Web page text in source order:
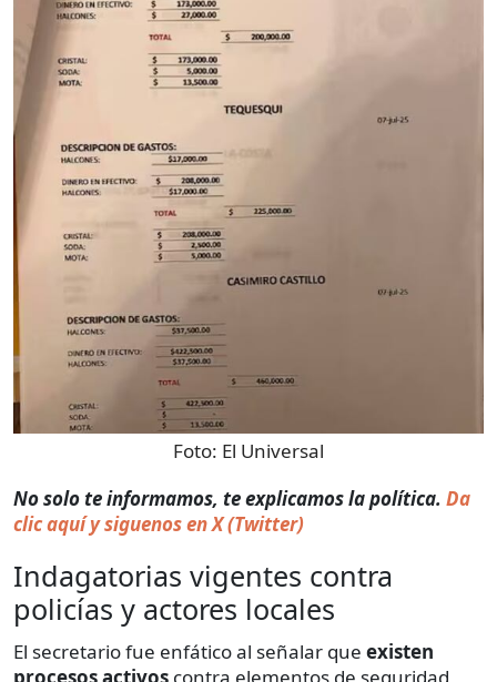
Foto: El Universal
No solo te informamos, te explicamos la política. Da
clic aquí y siguenos en X (Twitter)
Indagatorias vigentes contra
policías y actores locales
El secretario fue enfático al señalar que existen
procesos activos contra elementos de seguridad